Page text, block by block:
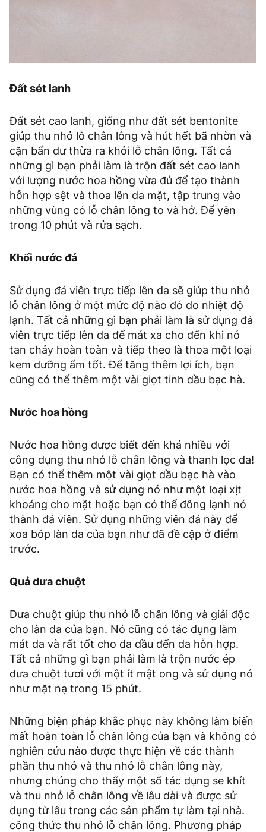
Đất sét lanh
Đất sét cao lanh, giống như đất sét bentonite
giúp thu nhỏ lỗ chân lông và hút hết bã nhờn và
cặn bẩn dư thừa ra khỏi lỗ chân lông. Tất cả
những gì bạn phải làm là trộn đất sét cao lanh
với lượng nước hoa hồng vừa đủ để tạo thành
hỗn hợp sệt và thoa lên da mặt, tập trung vào
những vùng có lỗ chân lông to và hở. Để yên
trong 10 phút và rửa sạch.
Khối nước đá
Sử dụng đá viên trực tiếp lên da sẽ giúp thu nhỏ
lỗ chân lông ở một mức độ nào đó do nhiệt độ
lạnh. Tất cả những gì bạn phải làm là sử dụng đá
viên trực tiếp lên da để mát xa cho đến khi nó
tan chảy hoàn toàn và tiếp theo là thoa một loại
kem dưỡng ẩm tốt. Để tăng thêm lợi ích, bạn
cũng có thể thêm một vài giọt tinh dầu bạc hà.
Nước hoa hồng
Nước hoa hồng được biết đến khá nhiều với
công dụng thu nhỏ lỗ chân lông và thanh lọc da!
Bạn có thể thêm một vài giọt dầu bạc hà vào
nước hoa hồng và sử dụng nó như một loại xịt
khoáng cho mặt hoặc bạn có thể đông lạnh nó
thành đá viên. Sử dụng những viên đá này để
xoa bóp làn da của bạn như đã đề cập ở điểm
trước.
Quả dưa chuột
Dưa chuột giúp thu nhỏ lỗ chân lông và giải độc
cho làn da của bạn. Nó cũng có tác dụng làm
mát da và rất tốt cho da dầu đến da hỗn hợp.
Tất cả những gì bạn phải làm là trộn nước ép
dưa chuột tươi với một ít mật ong và sử dụng nó
như mặt nạ trong 15 phút.
Những biện pháp khắc phục này không làm biến
mất hoàn toàn lỗ chân lông của bạn và không có
nghiên cứu nào được thực hiện về các thành
phần thu nhỏ và thu nhỏ lỗ chân lông này,
nhưng chúng cho thấy một số tác dụng se khít
và thu nhỏ lỗ chân lông về lâu dài và được sử
dụng từ lâu trong các sản phẩm tự làm tại nhà.
công thức thu nhỏ lỗ chân lông. Phương pháp